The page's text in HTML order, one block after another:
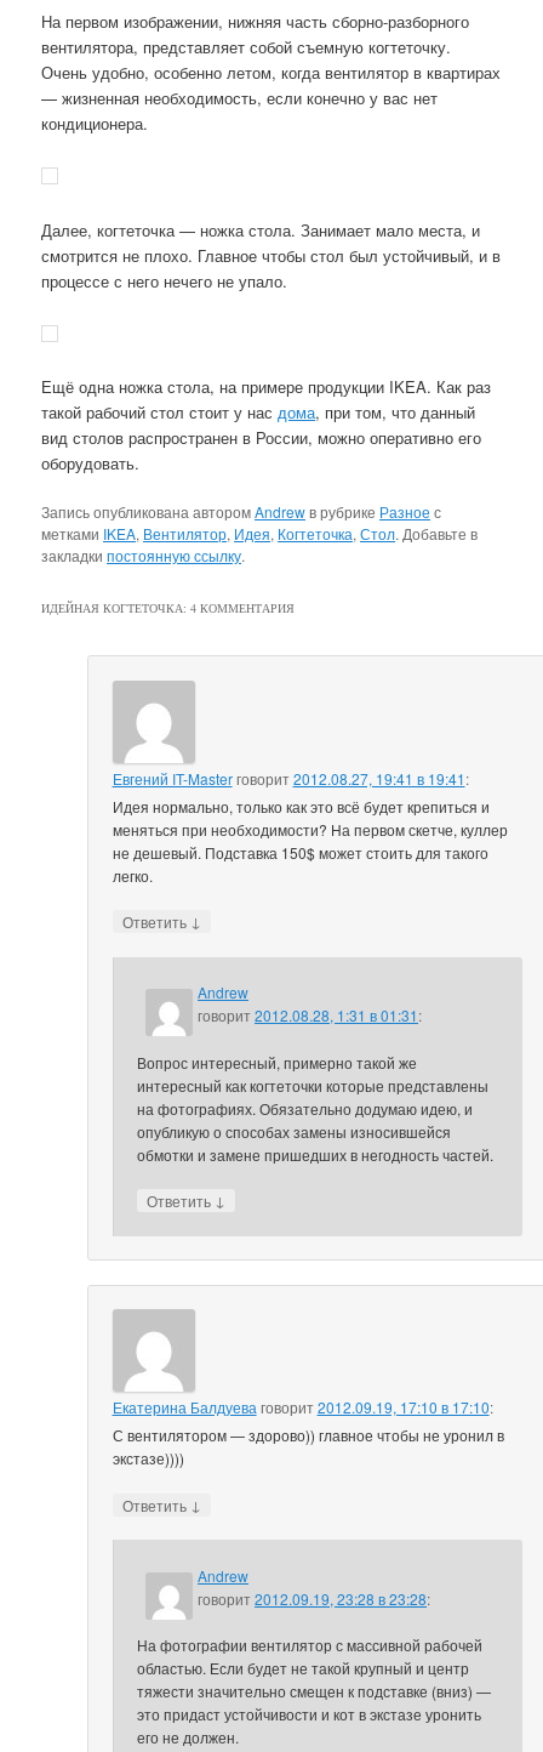
На первом изображении, нижняя часть сборно-разборного
вентилятора, представляет собой съемную когтеточку.
Очень удобно, особенно летом, когда вентилятор в квартирах
— жизненная необходимость, если конечно у вас нет
кондиционера.
Далее, когтеточка — ножка стола. Занимает мало места, и
смотрится не плохо. Главное чтобы стол был устойчивый, и в
процессе с него нечего не упало.
Ещё одна ножка стола, на примере продукции IKEA. Как раз
такой рабочий стол стоит у насдома, при том, что данный
вид столов распространен в России, можно оперативно его
оборудовать.
Запись опубликована авторомAndrewв рубрике Разное с
метками IKEA, Вентилятор, Идея, Когтеточка,Стол. Добавьте в
закладкипостоянную ссылку.
ИДЕЙНАЯ КОГТЕТОЧКА: 4 КОММЕНТАРИЯ
Евгений IT-Master говорит 2012.08.27, 19:41 в 19:41:
Идея нормально, только как это всё будет крепиться и
меняться при необходимости? На первом скетче, куллер
не дешевый. Подставка 150$ может стоить для такого
легко.
Ответить ↓
Andrew
говорит2012.08.28, 1:31 в 01:31:
Вопрос интересный, примерно такой же
интересный как когтеточки которые представлены
на фотографиях. Обязательно додумаю идею, и
опубликую о способах замены износившейся
обмотки и замене пришедших в негодность частей.
Ответить ↓
Екатерина Балдуева говорит 2012.09.19, 17:10 в 17:10:
С вентилятором — здорово)) главное чтобы не уронил в
экстазе))))
Ответить ↓
Andrew
говорит2012.09.19, 23:28 в 23:28:
На фотографии вентилятор с массивной рабочей
областью. Если будет не такой крупный и центр
тяжести значительно смещен к подставке (вниз) —
это придаст устойчивости и кот в экстазе уронить
его не должен.